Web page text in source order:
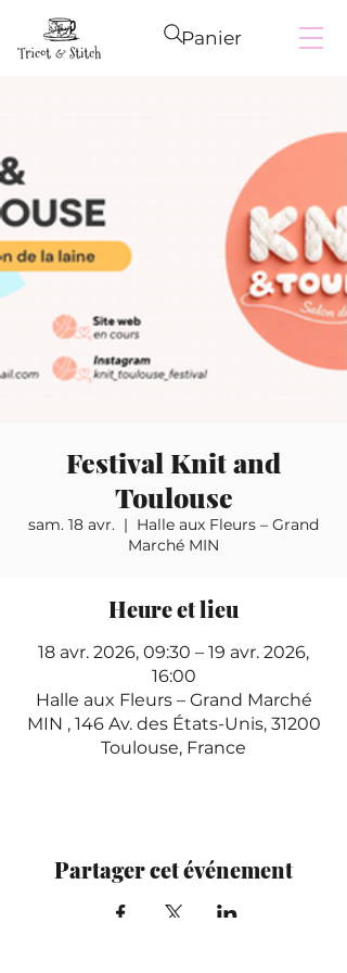
Panier
Festival Knit and
Toulouse
sam. 18 avr.
  |
Halle aux Fleurs – Grand
Marché MIN
Heure et lieu
18 avr. 2026, 09:30 – 19 avr. 2026,
16:00
Halle aux Fleurs – Grand Marché
MIN , 146 Av. des États-Unis, 31200
Toulouse, France
Partager cet événement